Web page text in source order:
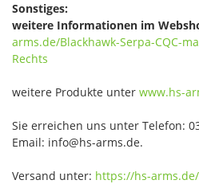
Sonstiges:
weitere Informationen im
arms.de/Blackhawk-Serpa-CQC-
Rechts
weitere Produkte unter www.hs-
Sie erreichen uns unter Telefon:
Email: info@hs-arms.de.
Versand unter: https://hs-